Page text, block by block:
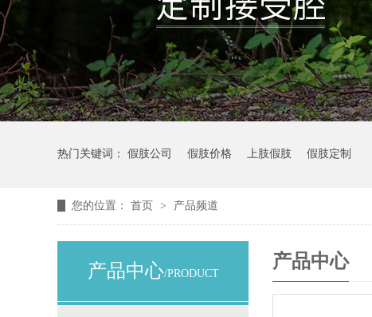
热门关键词： 假肢公司 假肢价格 上肢假肢 假肢定制
您的位置： 首页 > 产品频道
产品中心/PRODUCT
产品中心